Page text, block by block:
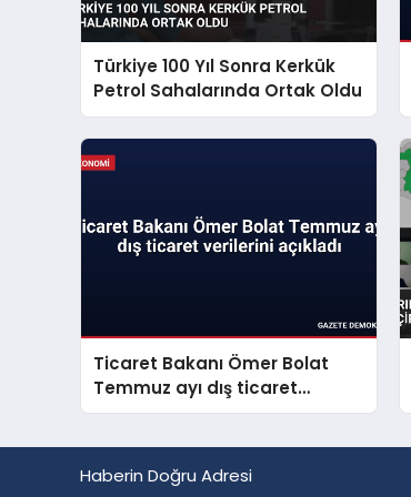
Türkiye 100 Yıl Sonra Kerkük
Petrol Sahalarında Ortak Oldu
Ticaret Bakanı Ömer Bolat
Temmuz ayı dış ticaret
verilerini açıkladı
Haberin Doğru Adresi